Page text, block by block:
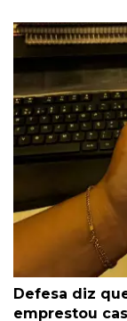
Defesa diz
emprestou